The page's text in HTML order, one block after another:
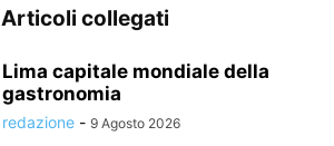
Articoli collegati
Lima capitale mondiale della
gastronomia
redazione - 9 Agosto 2026